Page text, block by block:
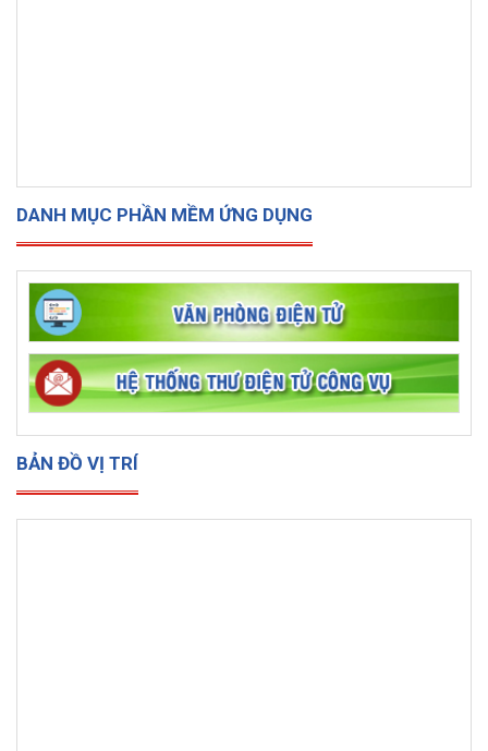
DANH MỤC PHẦN MỀM ỨNG DỤNG
BẢN ĐỒ VỊ TRÍ